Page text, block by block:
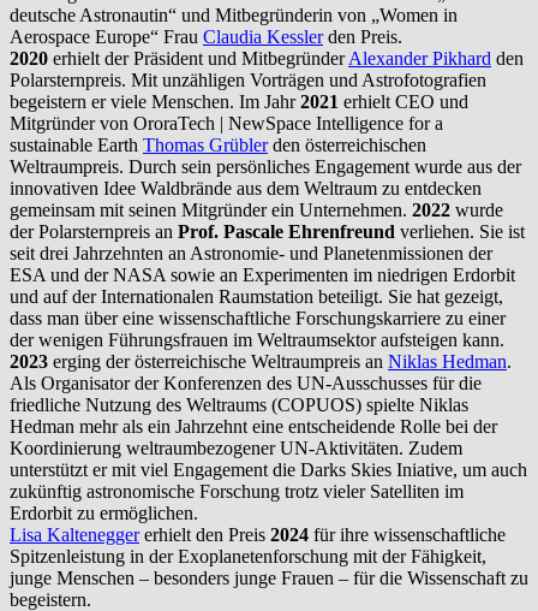
deutsche Astronautin“ und Mitbegründerin von „Women in
Aerospace Europe“ Frau Claudia Kesslerden Preis.
2020 erhielt der Präsident und MitbegründerAlexander Pikhard den
Polarsternpreis. Mit unzähligen Vorträgen und Astrofotografien
begeistern er viele Menschen. Im Jahr2021 erhielt CEO und
Mitgründer von OroraTech | NewSpace Intelligence for a
sustainable Earth Thomas Grüblerden österreichischen
Weltraumpreis. Durch sein persönliches Engagement wurde aus der
innovativen Idee Waldbrände aus dem Weltraum zu entdecken
gemeinsam mit seinen Mitgründer ein Unternehmen. 2022 wurde
der Polarsternpreis an Prof. Pascale Ehrenfreund verliehen. Sie ist
seit drei Jahrzehnten an Astronomie- und Planetenmissionen der
ESA und der NASA sowie an Experimenten im niedrigen Erdorbit
und auf der Internationalen Raumstation beteiligt. Sie hat gezeigt,
dass man über eine wissenschaftliche Forschungskarriere zu einer
der wenigen Führungsfrauen im Weltraumsektor aufsteigen kann.
2023 erging der österreichische Weltraumpreis an Niklas Hedman.
Als Organisator der Konferenzen des UN-Ausschusses für die
friedliche Nutzung des Weltraums (COPUOS) spielte Niklas
Hedman mehr als ein Jahrzehnt eine entscheidende Rolle bei der
Koordinierung weltraumbezogener UN-Aktivitäten. Zudem
unterstützt er mit viel Engagement die Darks Skies Iniative, um auch
zukünftig astronomische Forschung trotz vieler Satelliten im
Erdorbit zu ermöglichen.
Lisa Kalteneggererhielt den Preis 2024 für ihre wissenschaftliche
Spitzenleistung in der Exoplanetenforschung mit der Fähigkeit,
junge Menschen – besonders junge Frauen – für die Wissenschaft zu
begeistern.